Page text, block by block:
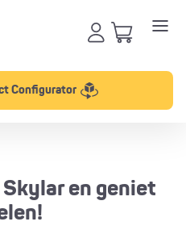
Configurator
en geniet